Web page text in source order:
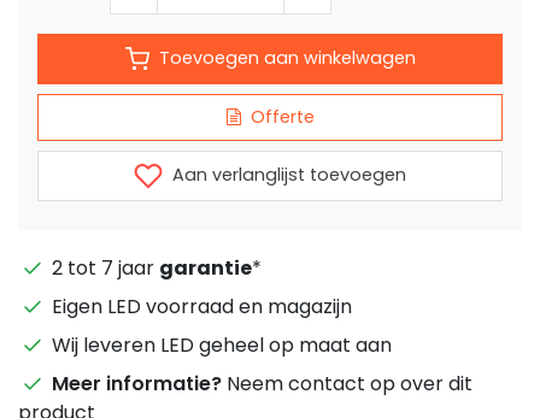
Toevoegen aan winkelwagen
Offerte
Aan verlanglijst toevoegen
2 tot 7 jaar garantie*
Eigen LED voorraad en magazijn
Wij leveren LED geheel op maat aan
Meer informatie? Neem contact op over dit
product